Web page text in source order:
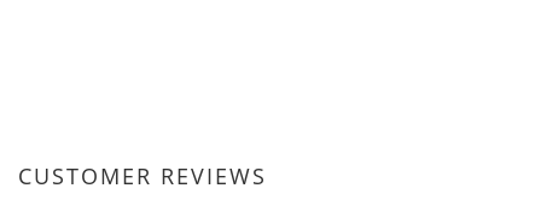
CUSTOMER REVIEWS